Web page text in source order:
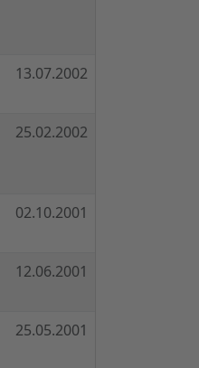
13.07.2002
25.02.2002
02.10.2001
12.06.2001
25.05.2001